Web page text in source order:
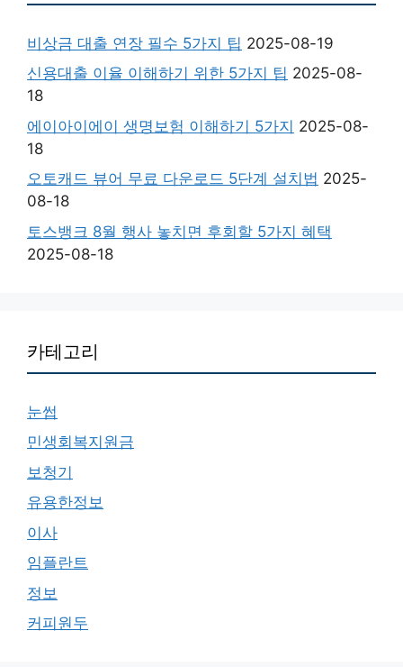
비상금 대출 연장 필수 5가지 팁 2025-08-19
신용대출 이율 이해하기 위한 5가지 팁 2025-08-
18
에이아이에이 생명보험 이해하기 5가지 2025-08-
18
오토캐드 뷰어 무료 다운로드 5단계 설치법 2025-
08-18
토스뱅크 8월 행사 놓치면 후회할 5가지 혜택
2025-08-18
카테고리
눈썹
민생회복지원금
보청기
유용한정보
이사
임플란트
정보
커피원두